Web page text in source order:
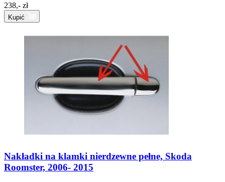
238,- zł
Kupić
Nakładki na klamki nierdzewne pełne, Skoda
Roomster, 2006- 2015